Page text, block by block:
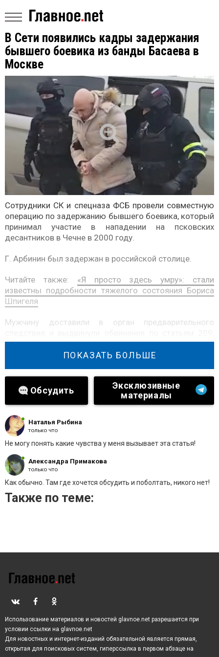
В Сети появились кадры задержания
бывшего боевика из банды Басаева в
Москве
Сотрудники СК и спецназа ФСБ провели совместную
операцию по задержанию бывшего боевика, который
принимал участие в нападении на псковских
десантников в Чечне в 2000 году.
Г. Арбинин был задержан в российской столице.
Читайте также: «Я просто здесь умру»: стали
известны подробности тяжелого состояния Бориса
Шпигеля
Мужчину доставили в орган предварительного
279 и 317.
ответственны за террористические преступления
прошедших лет, продолжается по сегодняшний день.
ПОКАЗАТЬ БОЛЬШЕ
Обсудить
Эксклюзивные
материалы
Александра Примакова
только что
Как обычно. Там где хочется обсудить и поболтать, никого нет!
Наталья Рыбина
только что
Не могу понять какие чувства у меня вызывает эта статья!
Также по теме:
Использование материалов и новостей glavnoe.net разрешается при
условии ссылки на glavnoe.net
Для новостных и интернет-изданий обязательной является прямая,
открытая для поисковых систем, гиперссылка в первом абзаце на